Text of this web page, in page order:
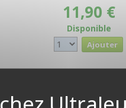
11,90 €
Disponible
PROTÈGES CARTES